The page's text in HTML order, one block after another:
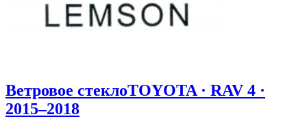
Ветровое стеклоTOYOTA · RAV 4 ·
2015–2018